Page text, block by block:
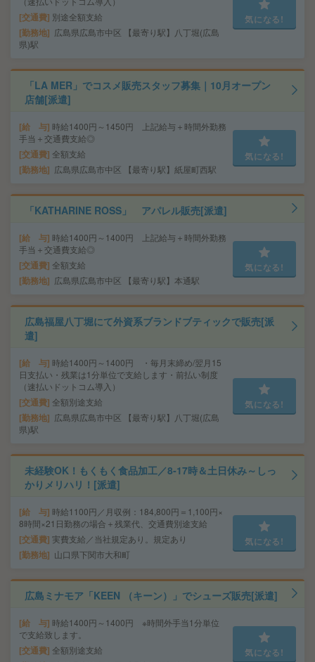
交通費 別途全額支給
勤務地
広島県広島市中区 【最寄り駅】八丁堀(広島
県)駅
気になる!
「LA MER」でコスメ販売スタッフ募集｜10月オープン
店舗[派遣]
給 与 時給1400円～1450円 上記給与＋時間外勤務
手当＋交通費支給◎
交通費 全額支給
勤務地 広島県広島市中区 【最寄り駅】紙屋町西駅
気になる!
「KATHARINE ROSS」 アパレル販売[派遣]
給 与 時給1400円～1400円 上記給与＋時間外勤務
手当＋交通費支給◎
交通費 全額支給
勤務地 広島県広島市中区 【最寄り駅】本通駅
気になる!
広島福屋八丁堀にて外資系ブランドブティックで販売[派
遣]
給 与 時給1400円～1400円 ・毎月末締め/翌月15
日支払い・残業は1分単位で支給します・前払い制度
（速払いドットコム導入）
交通費 全額別途支給
勤務地
広島県広島市中区 【最寄り駅】八丁堀(広島
県)駅
気になる!
未経験OK！もくもく食品加工／8‐17時＆土日休み～しっ
かりメリハリ！[派遣]
給 与 時給1100円／月収例：184,800円＝1,100円×
8時間×21日勤務の場合＋残業代、交通費別途支給
交通費 実費支給／当社規定あり。規定あり
勤務地 山口県下関市大和町
気になる!
広島ミナモア「KEEN （キーン）」でシューズ販売[派遣]
給 与 時給1400円～1400円 ※時間外手当1分単位
で支給致します。
交通費 全額別途支給 気になる!